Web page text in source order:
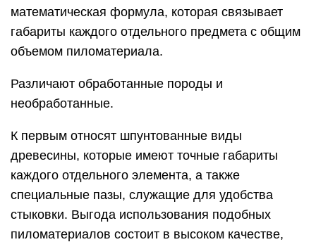
математическая формула, которая связывает
габариты каждого отдельного предмета с общим
объемом пиломатериала.
Различают обработанные породы и
необработанные.
К первым относят шпунтованные виды
древесины, которые имеют точные габариты
каждого отдельного элемента, а также
специальные пазы, служащие для удобства
стыковки. Выгода использования подобных
пиломатериалов состоит в высоком качестве,